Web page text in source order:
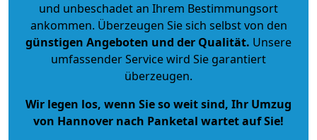
und unbeschadet an Ihrem Bestimmungsort
ankommen. Überzeugen Sie sich selbst von den
günstigen Angeboten und der Qualität. Unsere
umfassender Service wird Sie garantiert
überzeugen.
Wir legen los, wenn Sie so weit sind, Ihr Umzug
von Hannover nach Panketal wartet auf Sie!